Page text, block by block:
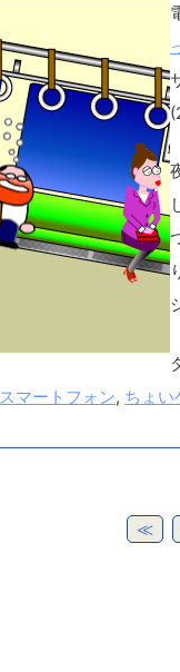
スマートフォン, ちょい
≪